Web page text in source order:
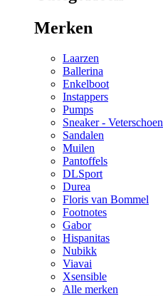
Merken
Laarzen
Ballerina
Enkelboot
Instappers
Pumps
Sneaker - Veterschoen
Sandalen
Muilen
Pantoffels
DLSport
Durea
Floris van Bommel
Footnotes
Gabor
Hispanitas
Nubikk
Viavai
Xsensible
Alle merken